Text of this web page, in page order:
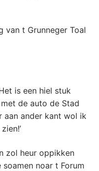
van t Grunneger Toal
is een hiel stuk
de auto de Stad
aan ander kant wol ik
zol heur oppikken
noar t Forum